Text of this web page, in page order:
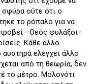
σφύρα ούτε ότι ο
το ρόπαλο για να
–Θεός φυλάξοι–
Κάθε άλλο.
ελέγχει άλλο
από τη θεωρία, δεν
το μέτρο. Μολονότι